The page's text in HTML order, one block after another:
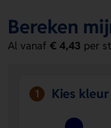
handschoen,
rechterhandschoen -
Persoonlijk te
ontwerp
Bereken
Al vanaf€ 4,43 per
1 Kies kleur